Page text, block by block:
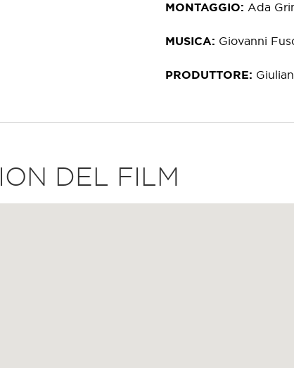
MONTAGGIO Ada
MUSICA Giovanni
PRODUTTORE
DEL FILM